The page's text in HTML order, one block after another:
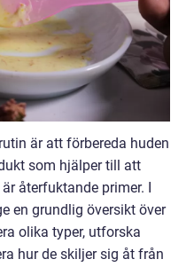
är att förbereda huden
som hjälper till att
återfuktande primer. I
en grundlig översikt över
olika typer, utforska
hur de skiljer sig åt från